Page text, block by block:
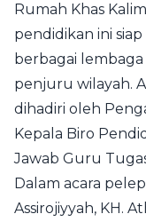
Rumah Khas
pendidikan ini
berbagai
penjuru wilayah.
dihadiri oleh
Kepala Biro
Jawab Guru
Dalam acara
Assirojiyyah, KH.